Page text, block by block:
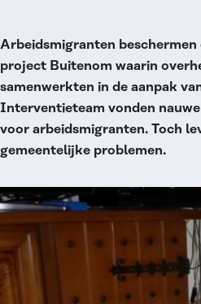
Arbeidsmigranten
project Buitenom waarin
samenwerkten in de aanpak
Interventieteam vonden
voor arbeidsmigranten. Toch
gemeentelijke problemen.